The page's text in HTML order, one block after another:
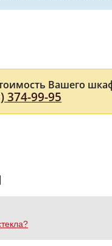
Вашего
374-99-95